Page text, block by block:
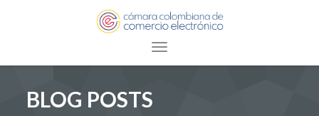
Toggle navigation
BLOG POSTS